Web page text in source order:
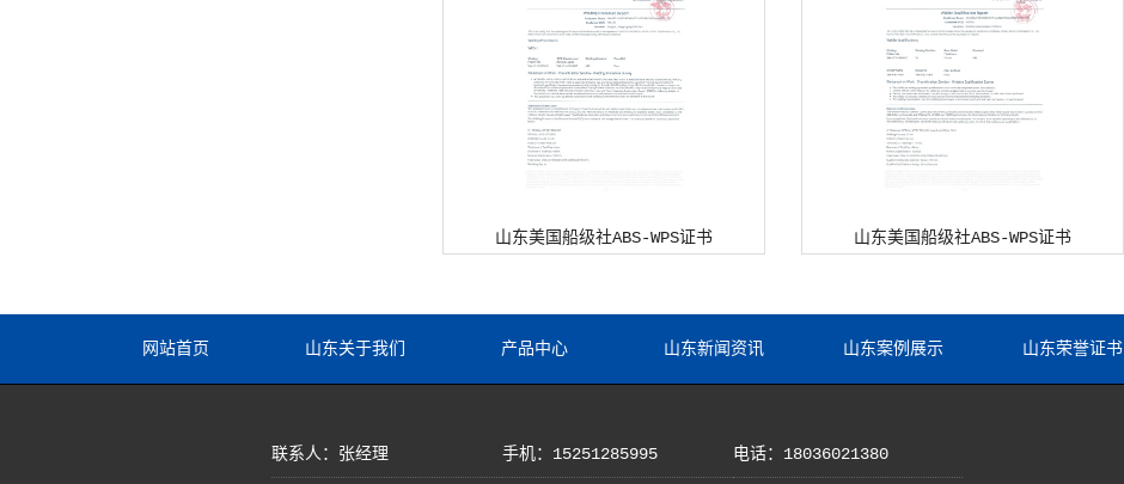
山东美国船级社ABS-WPS证书 山东美国船级社ABS-WPS证书
网站首页 山东关于我们 产品中心 山东新闻资讯 山东案例展示 山东荣誉证书
联系人：张经理 手机：15251285995 电话：18036021380